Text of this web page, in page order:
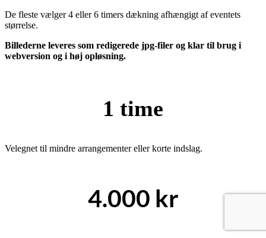
De fleste vælger 4 eller 6 timers dækning afhængigt af eventets
størrelse.
Billederne leveres som redigerede jpg-filer og klar til brug i
webversion og i høj opløsning.
1 time
Velegnet til mindre arrangementer eller korte indslag.
4.000 kr